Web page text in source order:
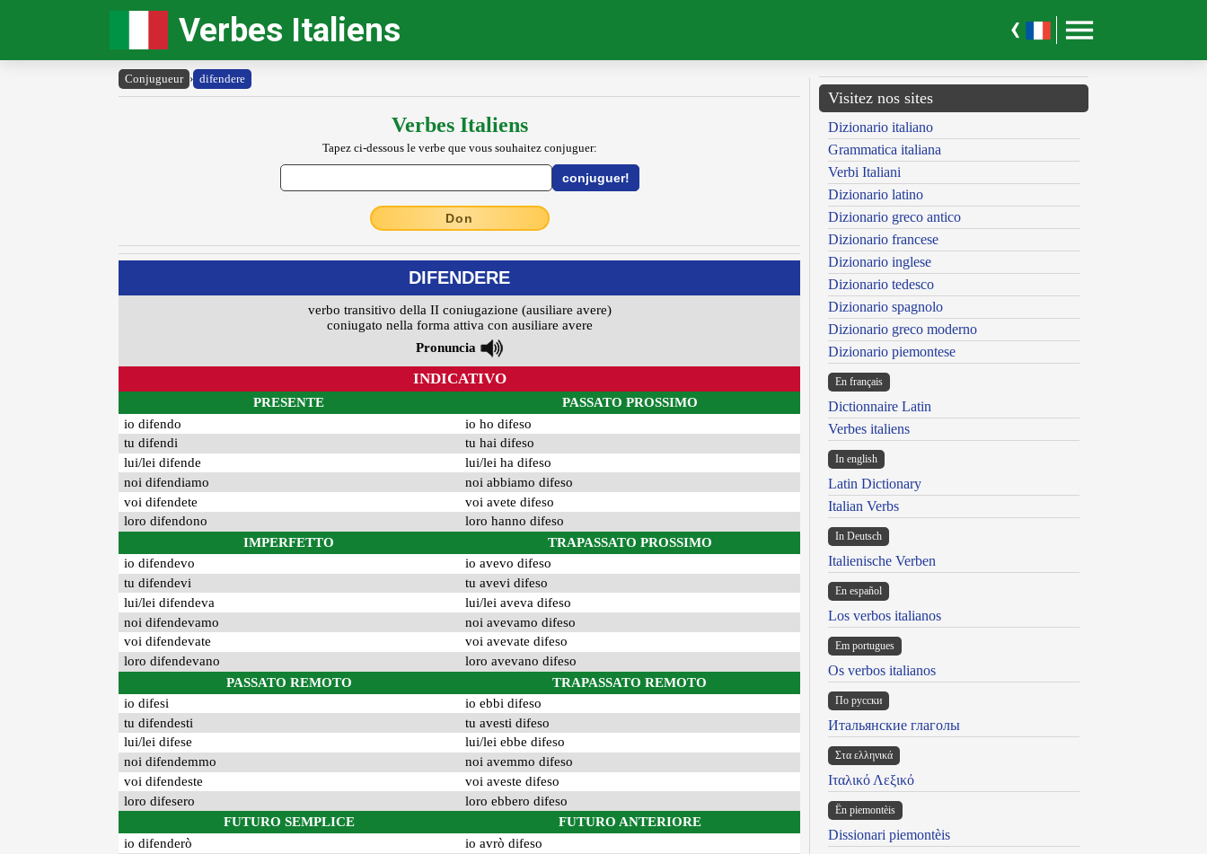
Verbes Italiens
Conjugueur › difendere
Verbes Italiens
Tapez ci-dessous le verbe que vous souhaitez conjuguer:
Don
DIFENDERE
verbo transitivo della II coniugazione (ausiliare avere)
coniugato nella forma attiva con ausiliare avere
Pronuncia
INDICATIVO
PRESENTE
io difendo
tu difendi
lui/lei difende
noi difendiamo
voi difendete
loro difendono
IMPERFETTO
io difendevo
tu difendevi
lui/lei difendeva
noi difendevamo
voi difendevate
loro difendevano
PASSATO REMOTO
io difesi
tu difendesti
lui/lei difese
noi difendemmo
voi difendeste
loro difesero
FUTURO SEMPLICE
io difenderò
PASSATO PROSSIMO
io ho difeso
tu hai difeso
lui/lei ha difeso
noi abbiamo difeso
voi avete difeso
loro hanno difeso
TRAPASSATO PROSSIMO
io avevo difeso
tu avevi difeso
lui/lei aveva difeso
noi avevamo difeso
voi avevate difeso
loro avevano difeso
TRAPASSATO REMOTO
io ebbi difeso
tu avesti difeso
lui/lei ebbe difeso
noi avemmo difeso
voi aveste difeso
loro ebbero difeso
FUTURO ANTERIORE
io avrò difeso
Visitez nos sites
Dizionario italiano
Grammatica italiana
Verbi Italiani
Dizionario latino
Dizionario greco antico
Dizionario francese
Dizionario inglese
Dizionario tedesco
Dizionario spagnolo
Dizionario greco moderno
Dizionario piemontese
En français
Dictionnaire Latin
Verbes italiens
In english
Latin Dictionary
Italian Verbs
In Deutsch
Italienische Verben
En español
Los verbos italianos
Em portugues
Os verbos italianos
По русски
Итальянские глаголы
Στα ελληνικά
Ιταλικό Λεξικό
Ën piemontèis
Dissionari piemontèis